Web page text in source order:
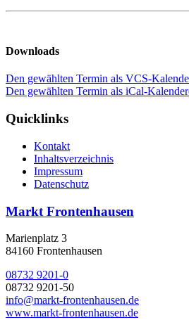
Downloads
Den gewählten Termin als VCS-
Den gewählten Termin als iCal-
Quicklinks
Kontakt
Inhaltsverzeichnis
Impressum
Datenschutz
Markt Frontenhausen
Marienplatz 3
84160 Frontenhausen
08732 9201-0
08732 9201-50
info@markt-frontenhausen.de
www.markt-frontenhausen.de